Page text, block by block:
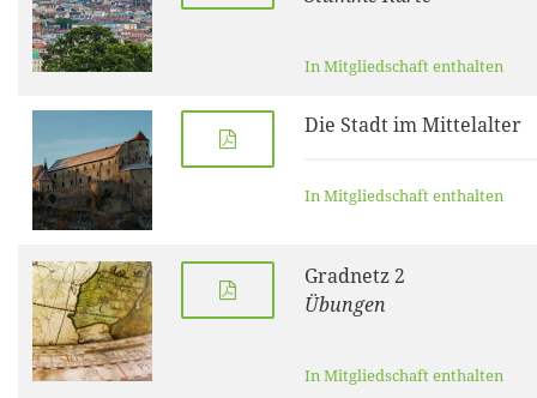
In Mitgliedschaft enthalten
Die Stadt im Mittelalter
In Mitgliedschaft enthalten
Gradnetz 2
Übungen
In Mitgliedschaft enthalten